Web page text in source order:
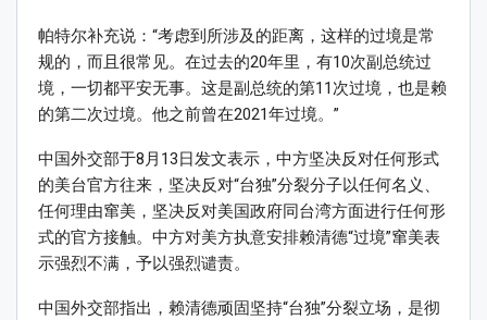
帕特尔补充说：“考虑到所涉及的距离，这样的过境是常
规的，而且很常见。在过去的20年里，有10次副总统过
境，一切都平安无事。这是副总统的第11次过境，也是赖
的第二次过境。他之前曾在2021年过境。”
中国外交部于8月13日发文表示，中方坚决反对任何形式
的美台官方往来，坚决反对“台独”分裂分子以任何名义、
任何理由窜美，坚决反对美国政府同台湾方面进行任何形
式的官方接触。中方对美方执意安排赖清德“过境”窜美表
示强烈不满，予以强烈谴责。
中国外交部指出，赖清德顽固坚持“台独”分裂立场，是彻